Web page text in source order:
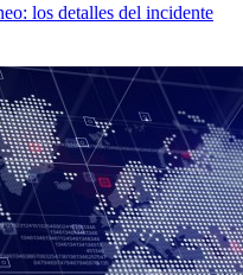
los detalles del incidente